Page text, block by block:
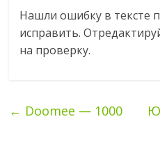
Нашли ошибку в тексте
исправить.
на проверку.
← Doomee — 1000